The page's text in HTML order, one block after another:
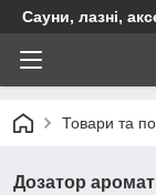
Сауни, лазні,
Товари та
Дозатор